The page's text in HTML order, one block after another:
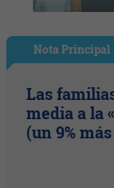
Nota Principal
Las
media a la
(un 9%